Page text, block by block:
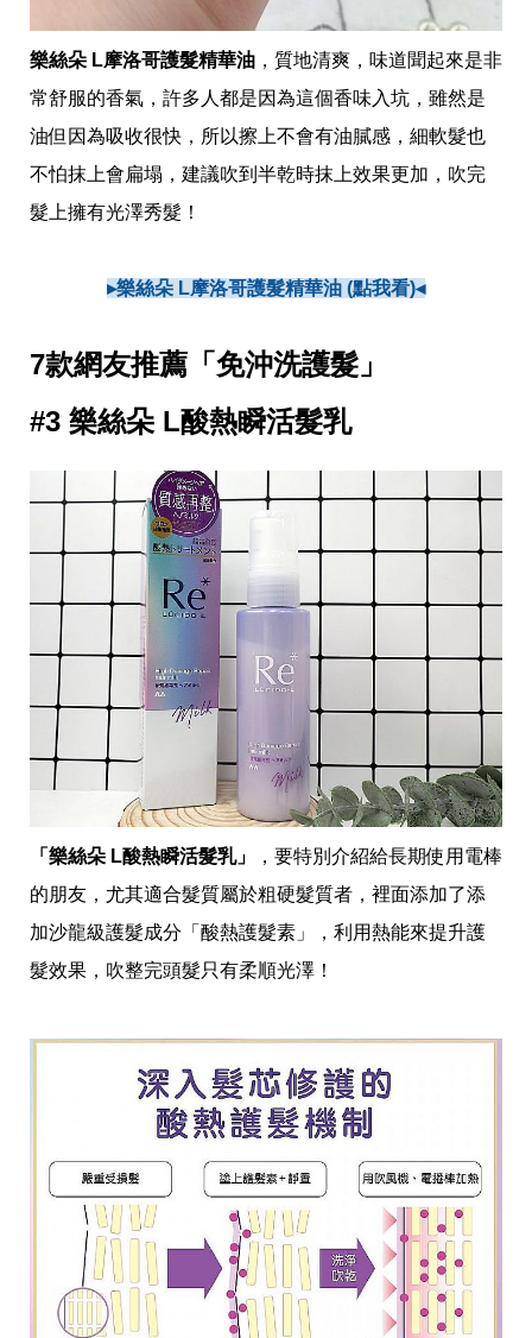
樂絲朵 L摩洛哥護髮精華油 ，質地清爽，味道聞起來是非
常舒服的香氣，許多人都是因為這個香味入坑，雖然是
油但因為吸收很快，所以擦上不會有油膩感，細軟髮也
不怕抹上會扁塌，建議吹到半乾時抹上效果更加，吹完
髮上擁有光澤秀髮！
▸樂絲朵 L摩洛哥護髮精華油 (點我看)◂
7款網友推薦「免沖洗護髮」
#3 樂絲朵 L酸熱瞬活髮乳
「樂絲朵 L酸熱瞬活髮乳」
，要特別介紹給長期使用電棒
的朋友，尤其適合髮質屬於粗硬髮質者，裡面添加了添
加沙龍級護髮成分「酸熱護髮素」，利用熱能來提升護
髮效果，吹整完頭髮只有柔順光澤！